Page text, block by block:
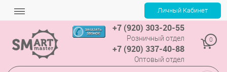
+7 (920) 303-20-55
Розничный отдел
+7 (920) 337-40-88
Оптовый отдел
0